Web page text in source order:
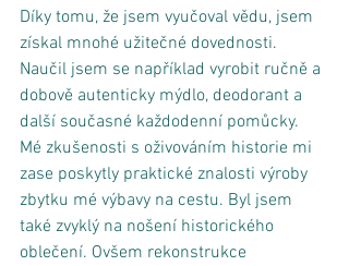
Díky tomu, že jsem vyučoval vědu, jsem
získal mnohé užitečné dovednosti.
Naučil jsem se například vyrobit ručně a
dobově autenticky mýdlo, deodorant a
další současné každodenní pomůcky.
Mé zkušenosti s oživováním historie mi
zase poskytly praktické znalosti výroby
zbytku mé výbavy na cestu. Byl jsem
také zvyklý na nošení historického
oblečení. Ovšem rekonstrukce